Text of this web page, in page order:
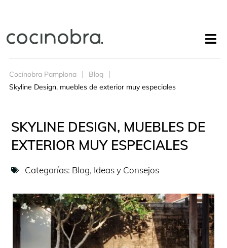
Cocinobra Pamplona
Blog
Skyline Design, muebles de exterior muy especiales
SKYLINE DESIGN, MUEBLES DE
EXTERIOR MUY ESPECIALES
Categorías: Blog, Ideas y Consejos